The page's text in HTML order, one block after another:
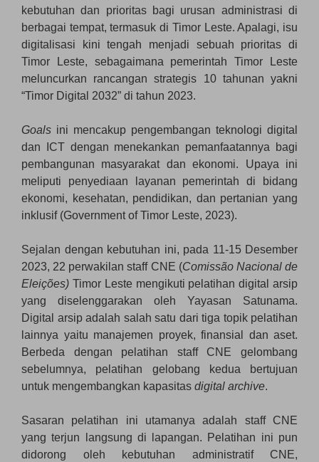
kebutuhan dan prioritas bagi urusan administrasi di
berbagai tempat, termasuk di Timor Leste. Apalagi, isu
digitalisasi kini tengah menjadi sebuah prioritas di
Timor Leste, sebagaimana pemerintah Timor Leste
meluncurkan rancangan strategis 10 tahunan yakni
“Timor Digital 2032” di tahun 2023.
Goals ini mencakup pengembangan teknologi digital
dan ICT dengan menekankan pemanfaatannya bagi
pembangunan masyarakat dan ekonomi. Upaya ini
meliputi penyediaan layanan pemerintah di bidang
ekonomi, kesehatan, pendidikan, dan pertanian yang
inklusif (Government of Timor Leste, 2023).
Sejalan dengan kebutuhan ini, pada 11-15 Desember
2023, 22 perwakilan staff CNE (Comissão Nacional de
Eleições) Timor Leste mengikuti pelatihan digital arsip
yang diselenggarakan oleh Yayasan Satunama.
Digital arsip adalah salah satu dari tiga topik pelatihan
lainnya yaitu manajemen proyek, finansial dan aset.
Berbeda dengan pelatihan staff CNE gelombang
sebelumnya, pelatihan gelobang kedua bertujuan
untuk mengembangkan kapasitas digital archive.
Sasaran pelatihan ini utamanya adalah staff CNE
yang terjun langsung di lapangan. Pelatihan ini pun
didorong oleh kebutuhan administratif CNE,